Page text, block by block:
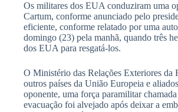
Os militares dos EUA conduziram uma
Cartum, conforme anunciado pelo
eficiente, conforme relatado por uma
domingo (23) pela manhã, quando três
dos EUA para resgatá-los.
O Ministério das Relações Exteriores da
outros países da União Europeia e
oponente, uma força paramilitar
evacuação foi alvejado após deixar a